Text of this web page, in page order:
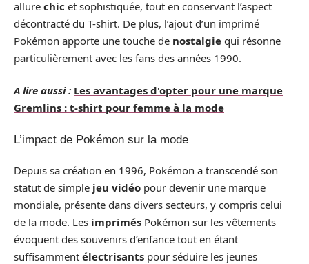
allure chic et sophistiquée, tout en conservant l’aspect
décontracté du T-shirt. De plus, l’ajout d’un imprimé
Pokémon apporte une touche de nostalgie qui résonne
particulièrement avec les fans des années 1990.
A lire aussi : Les avantages d'opter pour une marque
Gremlins : t-shirt pour femme à la mode
L’impact de Pokémon sur la mode
Depuis sa création en 1996, Pokémon a transcendé son
statut de simple jeu vidéo pour devenir une marque
mondiale, présente dans divers secteurs, y compris celui
de la mode. Les imprimés Pokémon sur les vêtements
évoquent des souvenirs d’enfance tout en étant
suffisamment électrisants pour séduire les jeunes